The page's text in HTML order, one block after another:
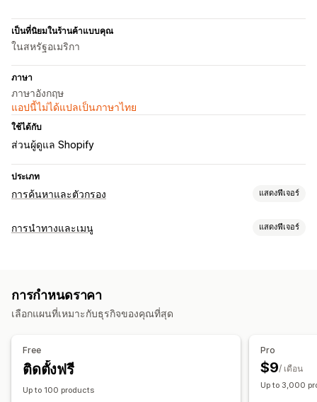
เป็นที่นิยมในร้านค้าแบบคุณ
ในสหรัฐอเมริกา
ภาษา
ภาษาอังกฤษ
แอปนี้ไม่ได้แปลเป็นภาษาไทย
ใช้ได้กับ
ส่วนผู้ดูแล Shopify
ประเภท
การค้นหาและตัวกรอง แสดงฟีเจอร์
ฟีเจอร์การค้นหา
ไม่รวมผลลัพธ์
การเปลี่ยนรูปแบบตามการแสดงผลบนมือถือ
การแสดงตัวกรอง
ตัวกรองที่กำหนดเอง
การวิเคราะห์
การนำทางและเมนู แสดงฟีเจอร์
การปรับแต่ง
เครื่องมือแก้ไขแบบลากและวาง
สีและแบบอักษร
การกำหนดราคา
เลือกแผนที่เหมาะกับธุรกิจของคุณที่สุด
Free
ติดตั้งฟรี
Up to 100 products
Pro
$9/ เดือน
Up to 3,000